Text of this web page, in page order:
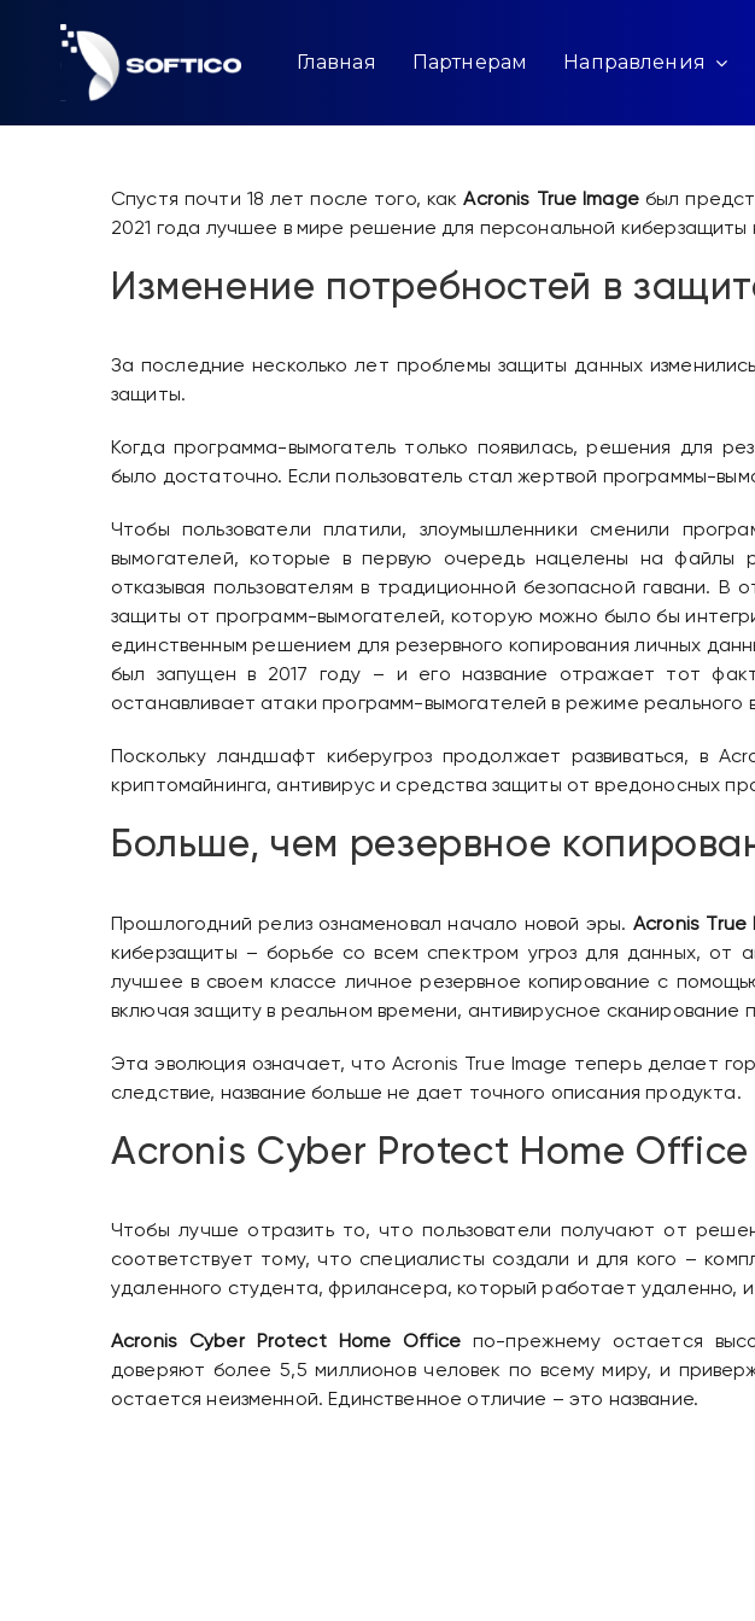
content
Главная Партнерам Направления
Спустя почти 18 лет после того, какAcronis True Imageбыл
2021 года лучшее в мире решение для персональной киберзащиты
Изменение потребностей в
За последние несколько лет проблемы защиты данных
защиты.
Когда программа-вымогатель только появилась, решения для
было достаточно. Если пользователь стал жертвой программы-
Чтобы пользователи платили, злоумышленники сменили
вымогателей, которые в первую очередь нацелены на файлы
отказывая пользователям в традиционной безопасной гавани. В
защиты от программ-вымогателей, которую можно было бы
единственным решением для резервного копирования личных
был запущен в 2017 году – и его название отражает тот
останавливает атаки программ-вымогателей в режиме реального
Поскольку ландшафт киберугроз продолжает развиваться, в
криптомайнинга, антивирус и средства защиты от вредоносных
Больше, чем резервное
Прошлогодний релиз ознаменовал начало новой эры. Acronis True
киберзащиты – борьбе со всем спектром угроз для данных, от
лучшее в своем классе личное резервное копирование с
включая защиту в реальном времени, антивирусное
Эта эволюция означает, что Acronis True Image теперь делает
следствие, название больше не дает точного описания продукта.
Acronis Cyber ​​Protect Home Office
Чтобы лучше отразить то, что пользователи получают от
соответствует тому, что специалисты создали и для кого –
удаленного студента, фрилансера, который работает удаленно,
Acronis Cyber ​​Protect Home Office по-прежнему остается
доверяют более 5,5 миллионов человек по всему миру, и
остается неизменной. Единственное отличие – это название.